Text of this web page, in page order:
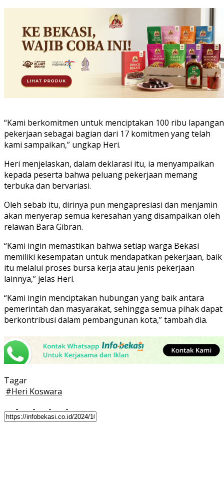
“Kami berkomitmen untuk menciptakan 100 ribu lapangan
pekerjaan sebagai bagian dari 17 komitmen yang telah
kami sampaikan,” ungkap Heri.
Heri menjelaskan, dalam deklarasi itu, ia menyampaikan
kepada peserta bahwa peluang pekerjaan memang
terbuka dan bervariasi.
Oleh sebab itu, dirinya pun mengapresiasi dan menjamin
akan menyerap semua keresahan yang disampaikan oleh
relawan Bara Gibran.
“Kami ingin memastikan bahwa setiap warga Bekasi
memiliki kesempatan untuk mendapatkan pekerjaan, baik
itu melalui proses bursa kerja atau jenis pekerjaan
lainnya,” jelas Heri.
“Kami ingin menciptakan hubungan yang baik antara
pemerintah dan masyarakat, sehingga semua pihak dapat
berkontribusi dalam pembangunan kota,” tambah dia.
Tagar
#Heri Koswara